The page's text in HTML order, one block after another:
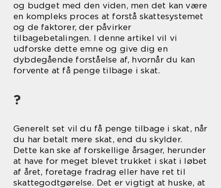
og budget med den viden, men det kan være
en kompleks proces at forstå skattesystemet
og de faktorer, der påvirker
tilbagebetalingen. I denne artikel vil vi
udforske dette emne og give dig en
dybdegående forståelse af, hvornår du kan
forvente at få penge tilbage i skat.
?
Generelt set vil du få penge tilbage i skat, når
du har betalt mere skat, end du skylder.
Dette kan ske af forskellige årsager, herunder
at have for meget blevet trukket i skat i løbet
af året, foretage fradrag eller have ret til
skattegodtgørelse. Det er vigtigt at huske, at